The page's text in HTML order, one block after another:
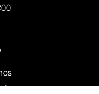
frecuentes